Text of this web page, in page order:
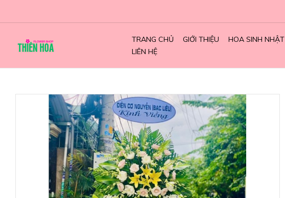
TRANG CHỦ GIỚI THIỆU HOA SINH NHẬT
LIÊN HỆ